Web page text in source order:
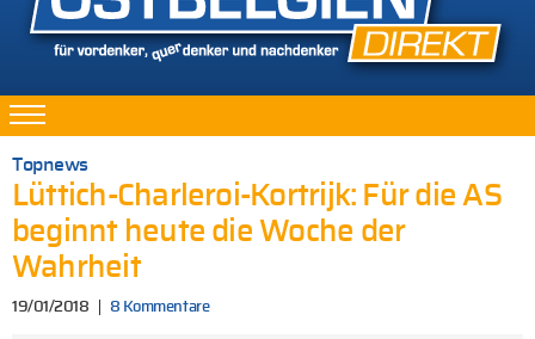
Topnews
Lüttich-Charleroi-Kortrijk: Für die AS
beginnt heute die Woche der
Wahrheit
19/01/2018 8 Kommentare